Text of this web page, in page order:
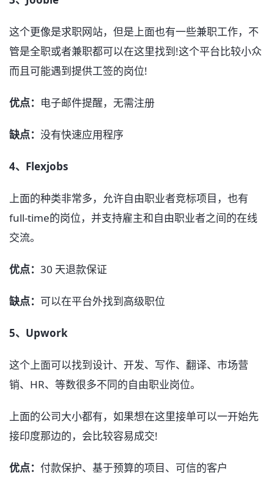
这个更像是求职网站，但是上面也有一些兼职工作，不
管是全职或者兼职都可以在这里找到!这个平台比较小众
而且可能遇到提供工签的岗位!
优点： 电子邮件提醒，无需注册
缺点： 没有快速应用程序
4、Flexjobs
上面的种类非常多，允许自由职业者竞标项目，也有
full-time的岗位，并支持雇主和自由职业者之间的在线
交流。
优点： 30 天退款保证
缺点： 可以在平台外找到高级职位
5、Upwork
这个上面可以找到设计、开发、写作、翻译、市场营
销、HR、等数很多不同的自由职业岗位。
上面的公司大小都有，如果想在这里接单可以一开始先
接印度那边的，会比较容易成交!
优点： 付款保护、基于预算的项目、可信的客户